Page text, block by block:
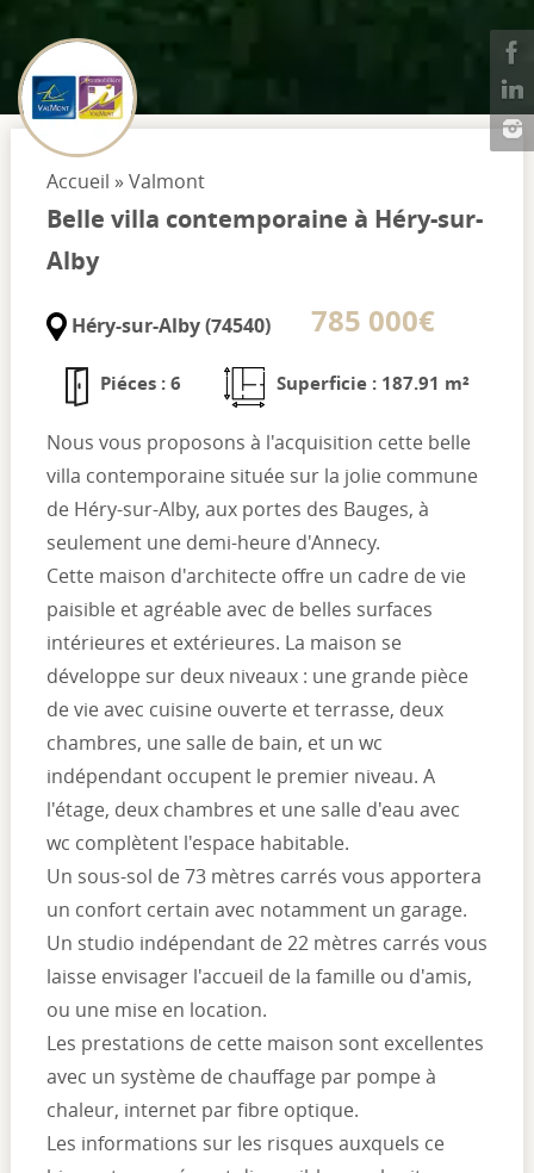
Accueil »Valmont
Belle villa contemporaine à Héry-sur-
Alby
Héry-sur-Alby (74540) 785 000€
Piéces : 6 Superficie : 187.91 m²
Nous vous proposons à l'acquisition cette belle
villa contemporaine située sur la jolie commune
de Héry-sur-Alby, aux portes des Bauges, à
seulement une demi-heure d'Annecy.
Cette maison d'architecte offre un cadre de vie
paisible et agréable avec de belles surfaces
intérieures et extérieures. La maison se
développe sur deux niveaux : une grande pièce
de vie avec cuisine ouverte et terrasse, deux
chambres, une salle de bain, et un wc
indépendant occupent le premier niveau. A
l'étage, deux chambres et une salle d'eau avec
wc complètent l'espace habitable.
Un sous-sol de 73 mètres carrés vous apportera
un confort certain avec notamment un garage.
Un studio indépendant de 22 mètres carrés vous
laisse envisager l'accueil de la famille ou d'amis,
ou une mise en location.
Les prestations de cette maison sont excellentes
avec un système de chauffage par pompe à
chaleur, internet par fibre optique.
Les informations sur les risques auxquels ce